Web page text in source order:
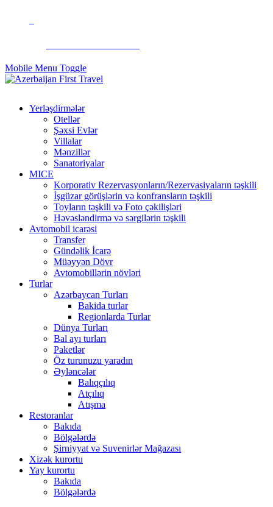
Mobile Menu Toggle
Yerləşdirmələr
Otellər
Şəxsi Evlər
Villalar
Mənzillər
Sanatoriyalar
MICE
Korporativ Rezervasyonların/Rezervasiyaların təşkili
İşgüzar görüşlərin və konfransların təşkili
Toyların təşkili və Foto çəkilişləri
Həvəsləndirmə və sərgilərin təşkili
Avtomobil icarəsi
Transfer
Gündəlik İcarə
Müəyyən Dövr
Avtomobillərin növləri
Turlar
Azərbaycan Turları
Bakida turlar
Regionlarda Turlar
Dünya Turları
Bal ayı turları
Paketlər
Öz turunuzu yaradın
Əyləncələr
Balıqçılıq
Atçılıq
Atışma
Restoranlar
Bakıda
Bölgələrdə
Şirniyyat və Suvenirlər Mağazası
Xizək kurortu
Yay kurortu
Bakıda
Bölgələrdə